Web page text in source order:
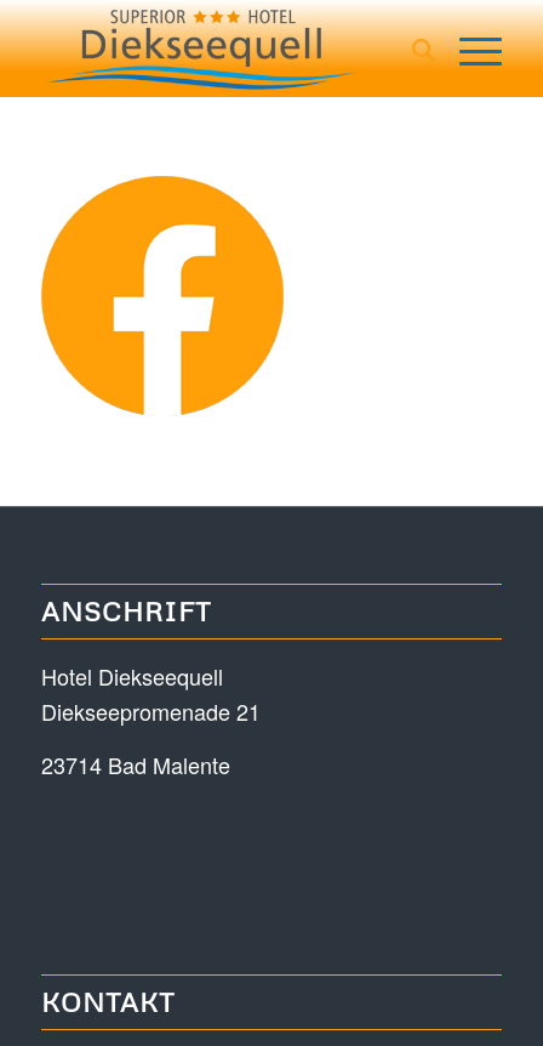
ANSCHRIFT
Hotel Diekseequell
Diekseepromenade 21
23714 Bad Malente
KONTAKT